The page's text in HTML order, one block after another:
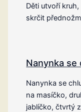
Děti utvoří
skrčit
Nanynka se
Nanynka se
na masíčko,
jablíčko, čtvrtý